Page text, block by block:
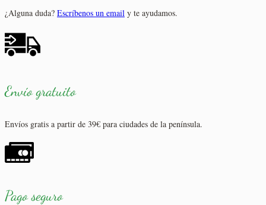
¿Alguna duda? Escríbenos un email y te ayudamos.
Envío gratuito
Envíos gratis a partir de 39€ para ciudades de la península.
Pago seguro